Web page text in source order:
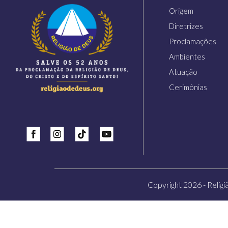
Tiktok Youtube
Origem
Diretrizes
Proclamações
Ambientes
Atuação
Cerimônias
Copyright 2026 -